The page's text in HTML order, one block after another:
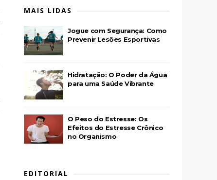
MAIS LIDAS
Jogue com Segurança: Como
Prevenir Lesões Esportivas
Hidratação: O Poder da Água
para uma Saúde Vibrante
O Peso do Estresse: Os
Efeitos do Estresse Crônico
no Organismo
EDITORIAL